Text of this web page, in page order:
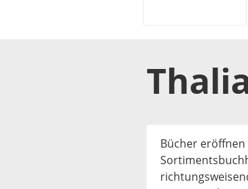
Bücher